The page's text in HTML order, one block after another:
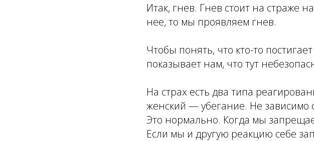
Итак, гнев. Гнев стоит на страже
нее, то мы проявляем гнев.
Чтобы понять, что кто-то
показывает нам, что тут
На страх есть два типа
женский — убегание. Не зависимо
Это нормально. Когда мы
Если мы и другую реакцию себе